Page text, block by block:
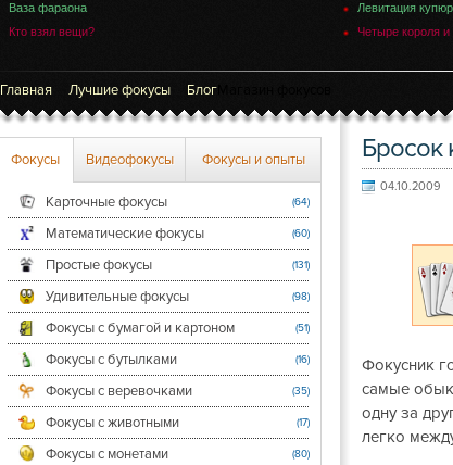
Ваза фараона
Кто взял вещи?
Левитация
Четыре короля и
Главная Лучшие фокусы БлогМагазин фокусов
Фокусы Видеофокусы Фокусы и опыты
Карточные фокусы (64)
Математические фокусы (60)
Простые фокусы (131)
Удивительные фокусы (98)
Фокусы с бумагой и картоном (51)
Фокусы с бутылками (16)
Фокусы с веревочками (35)
Фокусы с животными (17)
Фокусы с монетами (80)
Бросок
04.10.2009
Фокусник
самые
одну за
легко